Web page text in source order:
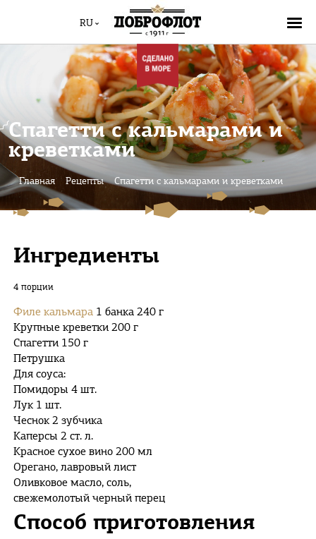
RU
Спагетти с кальмарами и
креветками
Главная Рецепты Спагетти с кальмарами и креветками
Ингредиенты
4 порции
Филе кальмара 1 банка 240 г
Крупные креветки 200 г
Спагетти 150 г
Петрушка
Для соуса:
Помидоры 4 шт.
Лук 1 шт.
Чеснок 2 зубчика
Каперсы 2 ст. л.
Красное сухое вино 200 мл
Орегано, лавровый лист
Оливковое масло, соль,
свежемолотый черный перец
Способ приготовления